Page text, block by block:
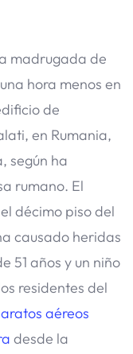
madrugada de
hora menos en
de
en Rumania,
según ha
rumano. El
décimo piso del
causado heridas
51 años y un niño
residentes del
aéreos
desde la